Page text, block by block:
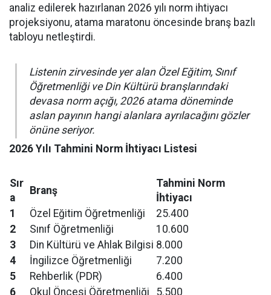
analiz edilerek hazırlanan 2026 yılı norm ihtiyacı
projeksiyonu, atama maratonu öncesinde branş bazlı
tabloyu netleştirdi.
Listenin zirvesinde yer alan Özel Eğitim, Sınıf
Öğretmenliği ve Din Kültürü branşlarındaki
devasa norm açığı, 2026 atama döneminde
aslan payının hangi alanlara ayrılacağını gözler
önüne seriyor.
2026 Yılı Tahmini Norm İhtiyacı Listesi
Sır
a
Branş
Tahmini Norm
İhtiyacı
1
Özel Eğitim Öğretmenliği
25.400
2
Sınıf Öğretmenliği
10.600
3
Din Kültürü ve Ahlak Bilgisi 8.000
4
İngilizce Öğretmenliği
7.200
5
Rehberlik (PDR)
6.400
6
Okul Öncesi Öğretmenliği 5.500